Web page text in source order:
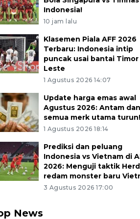
Indonesia!
10 jam lalu
Klasemen Piala AFF 2026
Terbaru: Indonesia intip
puncak usai bantai Timor
Leste
1 Agustus 2026 14:07
Update harga emas awal
Agustus 2026: Antam dan
semua merk utama turun!
1 Agustus 2026 18:14
Prediksi dan peluang
Indonesia vs Vietnam di
2026: Menguji taktik
redam monster baru
3 Agustus 2026 17:00
News